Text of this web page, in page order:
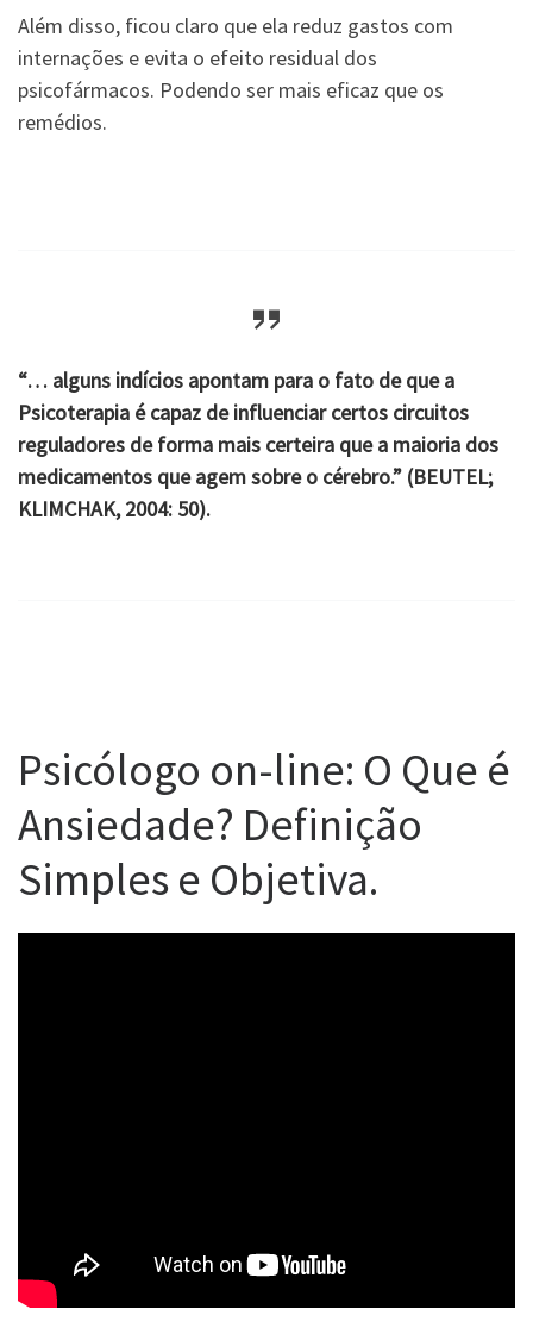
Além disso, ficou claro que ela reduz gastos com
internações e evita o efeito residual dos
psicofármacos. Podendo ser mais eficaz que os
remédios.
“… alguns indícios apontam para o fato de que a
Psicoterapia é capaz de influenciar certos circuitos
reguladores de forma mais certeira que a maioria dos
medicamentos que agem sobre o cérebro.” (BEUTEL;
KLIMCHAK, 2004: 50).
Psicólogo on-line: O Que é
Ansiedade? Definição
Simples e Objetiva.